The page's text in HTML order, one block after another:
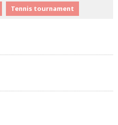
Tennis tournament